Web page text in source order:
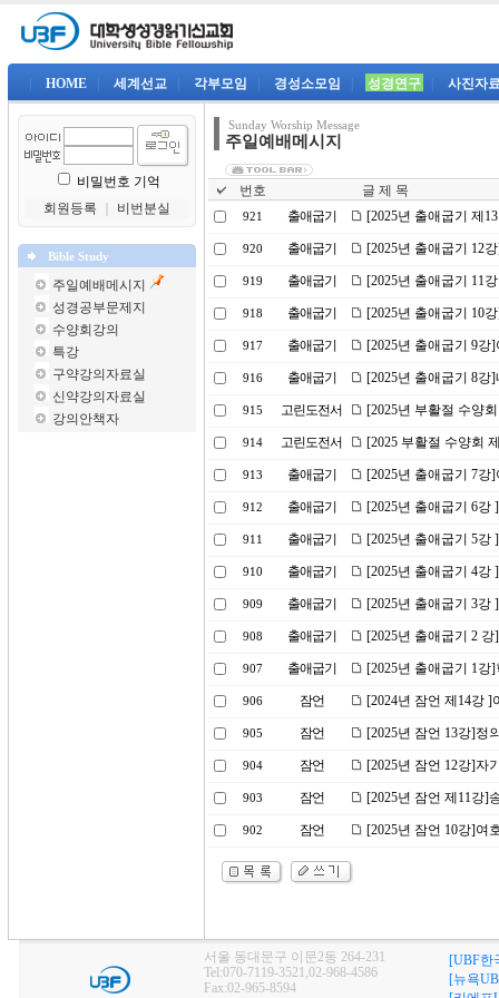
HOME 세계선교 각부모임 경성소모임 성경연구 사진자
비밀번호 기억
회원등록
비번분실
Bible Study
주일예배메시지
성경공부문제지
수양회강의
특강
구약강의자료실
신약강의자료실
강의안책자
Sunday Worship Message
주일예배메시지
번호 글 제 목
921 출애굽기 [2025년 출애굽기 제
920 출애굽기 [2025년 출애굽기 12
919 출애굽기 [2025년 출애굽기 11
918 출애굽기 [2025년 출애굽기 10
917 출애굽기 [2025년 출애굽기 9
916 출애굽기 [2025년 출애굽기 8강
915 고린도전서 [2025년 부활절 수양
914 고린도전서 [2025 부활절 수양회
913 출애굽기 [2025년 출애굽기 7
912 출애굽기 [2025년 출애굽기 6강
911 출애굽기 [2025년 출애굽기 5
910 출애굽기 [2025년 출애굽기 4강
909 출애굽기 [2025년 출애굽기 3강
908 출애굽기 [2025년 출애굽기 2
907 출애굽기 [2025년 출애굽기 1
906 잠언 [2024년 잠언 제14강
905 잠언 [2025년 잠언 13강]정
904 잠언 [2025년 잠언 12강]자
903 잠언 [2025년 잠언 제11강]
902 잠언 [2025년 잠언 10강]여
서울 동대문구 이문2동 264-231
Tel:070-7119-3521,02-968-4586
Fax:02-965-8594
[UBF한
[뉴욕